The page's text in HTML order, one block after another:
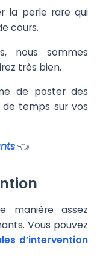
la perle rare qui
cours.
nous sommes
très bien.
de poster des
temps sur vos
👈
manière assez
Vous pouvez
d’intervention